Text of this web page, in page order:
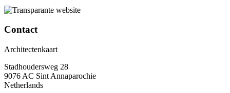
Contact
Architectenkaart
Stadhoudersweg 28
9076 AC Sint Annaparochie
Netherlands